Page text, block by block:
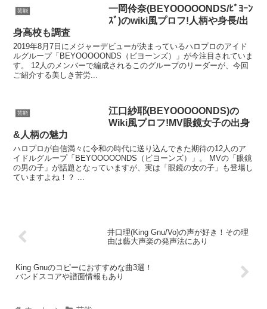
芸能
一岡伶奈(BEYOOOOONDS/ﾋﾞﾖｰﾝ
ｽﾞ)のwiki風プロフ!人柄や身長/出
身高校も調査
2019年8月7日にメジャーデビューが決まっているハロプロのアイド
ルグループ「BEYOOOOONDS（ビヨーンズ）」が今注目されていま
す。 12人のメンバーで編成されるこのグループのリーダーが、今回
ご紹介する美しき苦労...
芸能
江口紗耶(BEYOOOOONDS)の
Wiki風プロフ!MV眼鏡女子の出身
&人柄の魅力
ハロプロが自信満々に令和の時代に送り込んできた期待の12人のア
イドルグループ「BEYOOOOONDS（ビヨーンズ）」。 MVの「眼鏡
の男の子」が話題となっていますが、実は「眼鏡の女の子」も登場し
ていますよね！？ ...
井口理(King Gnu/Vo)の声が好き！その理
由は藝大声楽の発声法にあり
King Gnuのコピーにおすすめな曲3選！
バンドスコアや譜面情報もあり